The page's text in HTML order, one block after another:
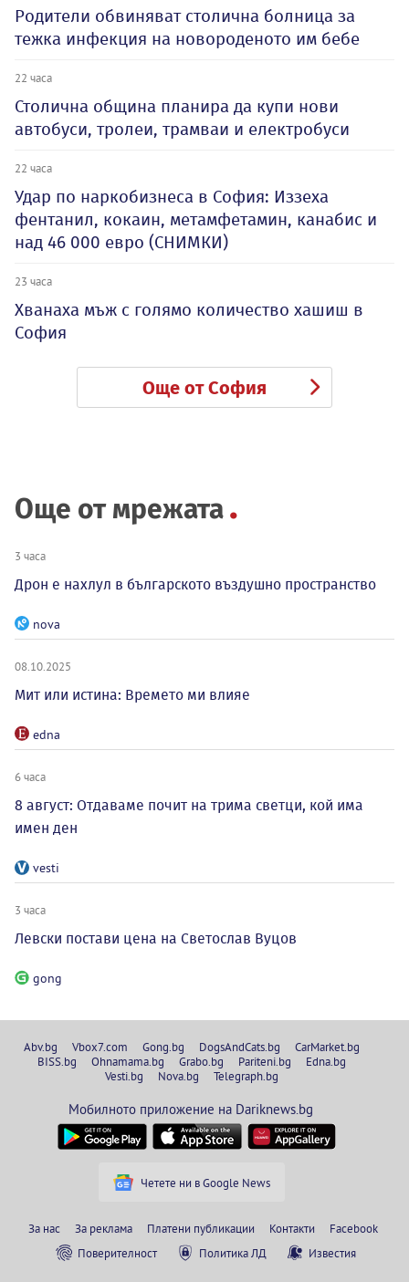
Родители обвиняват столична болница за
тежка инфекция на новороденото им бебе
22 часа
Столична община планира да купи нови
автобуси, тролеи, трамваи и електробуси
22 часа
Удар по наркобизнеса в София: Иззеха
фентанил, кокаин, метамфетамин, канабис и
над 46 000 евро (СНИМКИ)
23 часа
Хванаха мъж с голямо количество хашиш в
София
Още от София
Още от мрежата
3 часа
Дрон е нахлул в българското въздушно пространство
nova
08.10.2025
Мит или истина: Времето ми влияе
edna
6 часа
8 август: Отдаваме почит на трима светци, кой има
имен ден
vesti
3 часа
Левски постави цена на Светослав Вуцов
gong
Abv.bg Vbox7.com Gong.bg DogsAndCats.bg
CarMarket.bg
BISS.bg
Ohnamama.bg Grabo.bg Pariteni.bg
Edna.bg
Vesti.bg
Nova.bg Telegraph.bg
Мобилното приложение на Dariknews.bg
Четете ни в Google News
За нас За реклама Платени публикации Контакти
Facebook
Поверителност
Политика ЛД Известия